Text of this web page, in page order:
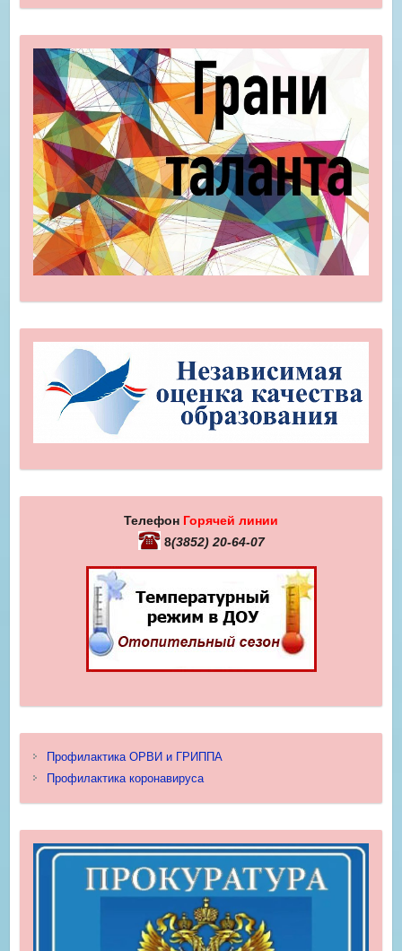
Телефон Горячей линии
8(3852) 20-64-07
Профилактика ОРВИ и ГРИППА
Профилактика коронавируса